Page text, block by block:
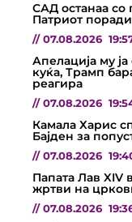
САД останаа со
Патриот
// 07.08.2026
Апелација му
куќа, Трамп
реагира
// 07.08.2026
Камала Харис
Бајден за
// 07.08.2026
Папата Лав XIV
жртви на
// 07.08.2026